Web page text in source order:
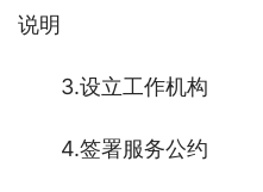
说明
3.设立工作机构
4.签署服务公约